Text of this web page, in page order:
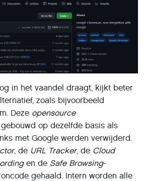
in het vaandel draagt, kijkt beter
zoals bijvoorbeeld
Deze opensource
op dezelfde basis als
met Google werden verwijderd.
, de URL Tracker, de Cloud
en de Safe Browsing-
gehaald. Intern worden alle